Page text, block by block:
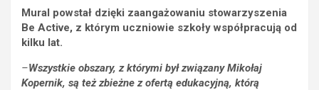
Mural powstał dzięki zaangażowaniu stowarzyszenia
Be Active, z którym uczniowie szkoły współpracują od
kilku lat.
–Wszystkie obszary, z którymi był związany Mikołaj
Kopernik, są też zbieżne z ofertą edukacyjną, którą